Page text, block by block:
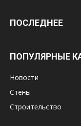
ПОСЛЕДНЕЕ
ПОПУЛЯРНЫЕ
Новости
Стены
Строительство